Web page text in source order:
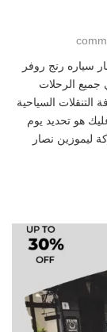
سياره رنج روفر
17% خصم علي جميع الرحلات
التنقلات السياحية
بالتالي كل ماعليك هو تحديد يوم
ليموزين نصار